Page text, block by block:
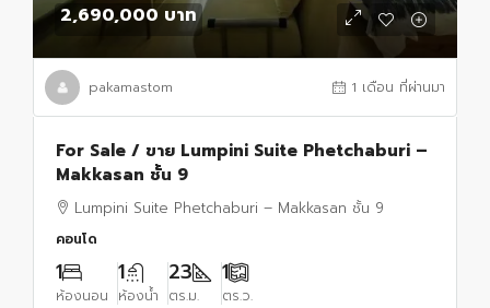
2,690,000 บาท
pakamastom 1 เดือน ที่ผ่านมา
For Sale / ขาย Lumpini Suite Phetchaburi –
Makkasan ชั้น 9
Lumpini Suite Phetchaburi – Makkasan ชั้น 9
คอนโด
1
ห้องนอน
1
ห้องน้ำ
23
ตร.ม.
1
ตร.ว.